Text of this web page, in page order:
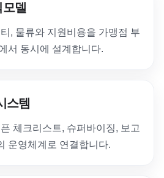
델
, 물류와 지원비용을 가맹점 부
서 동시에 설계합니다.
스템
체크리스트, 슈퍼바이징, 보고
운영체계로 연결합니다.